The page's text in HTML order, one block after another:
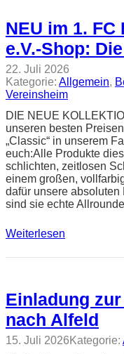
NEU im 1.
e.V.-Shop:
22. Juli 2026
Kategorie: Allgemein,
Vereinsheim
DIE NEUE
unseren besten
„Classic“ in unserem
euch:Alle Produkte
schlichten, zeitlosen
einem großen,
dafür unsere
sind sie echte
Weiterlesen
Einladung
nach Alfeld
15. Juli 2026Kategorie: